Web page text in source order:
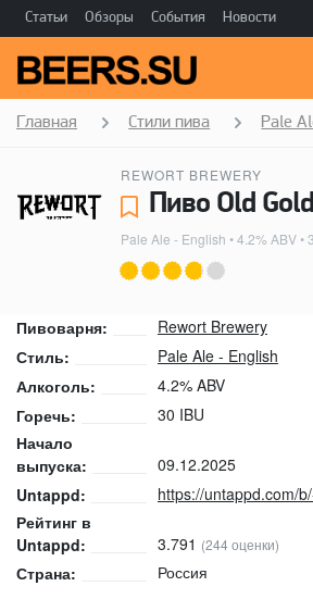
Статьи Обзоры События Новости
Главная Стили пива Pale
REWORT BREWERY
Pale Ale - English • 4.2% ABV •
Пивоварня:
Rewort Brewery
Стиль:
Pale Ale - English
Алкоголь:
4.2% ABV
Горечь:
30 IBU
Начало
выпуска:
09.12.2025
Untappd:
https://untappd.com/
Рейтинг в
Untappd:
3.791 (244 оценки)
Страна: Россия